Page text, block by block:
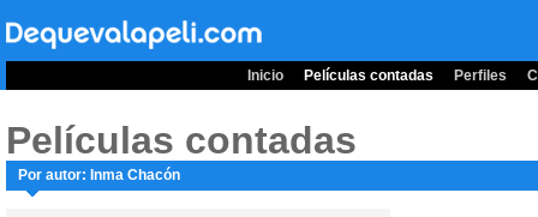
Inicio Películas contadas Perfiles
Películas contadas
Por autor: Inma Chacón